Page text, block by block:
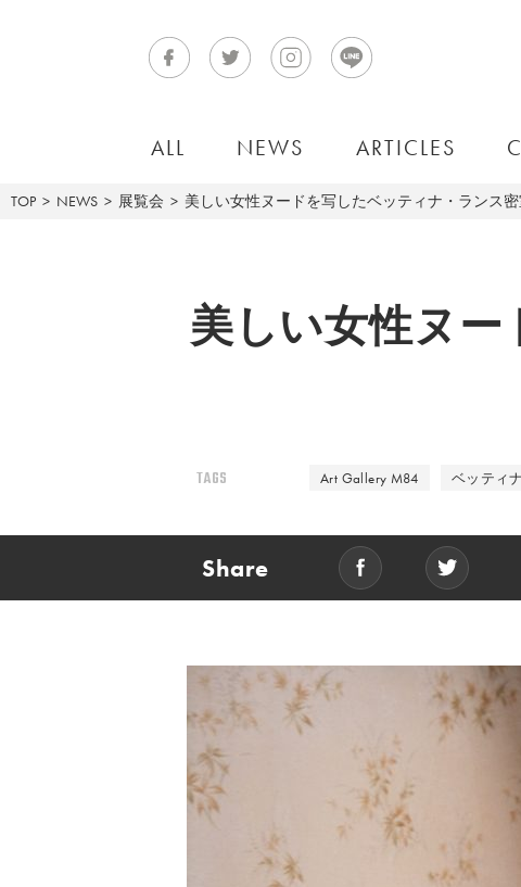
ALL NEWS ARTICLES
TOP NEWS 展覧会 美しい女性ヌードを写したベッティナ・ランス
美しい女性ヌ
TAGS Art Gallery M84 ベッティ
Share